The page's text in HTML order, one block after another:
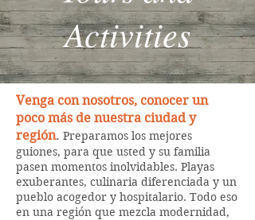
Activities
Venga con nosotros, conocer un
poco más de nuestra ciudad y
región. Preparamos los mejores
guiones, para que usted y su familia
pasen momentos inolvidables. Playas
exuberantes, culinaria diferenciada y un
pueblo acogedor y hospitalario. Todo eso
en una región que mezcla modernidad,